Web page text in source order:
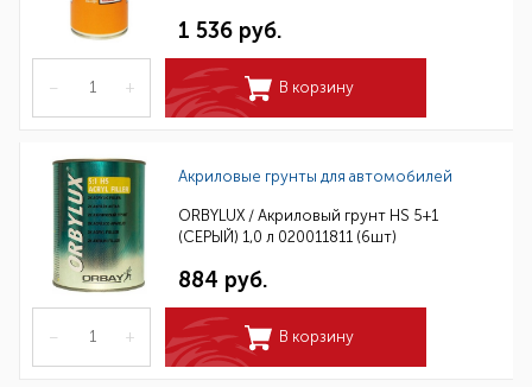
1 536 руб.
– + В корзину
Акриловые грунты для автомобилей
ORBYLUX / Акриловый грунт HS 5+1
(СЕРЫЙ) 1,0 л 020011811 (6шт)
884 руб.
– + В корзину